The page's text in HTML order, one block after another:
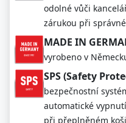
odolné vůči
zárukou při
MADE IN
vyrobeno v
SPS (Safety
bezpečnostní
automatické
při přeplněném